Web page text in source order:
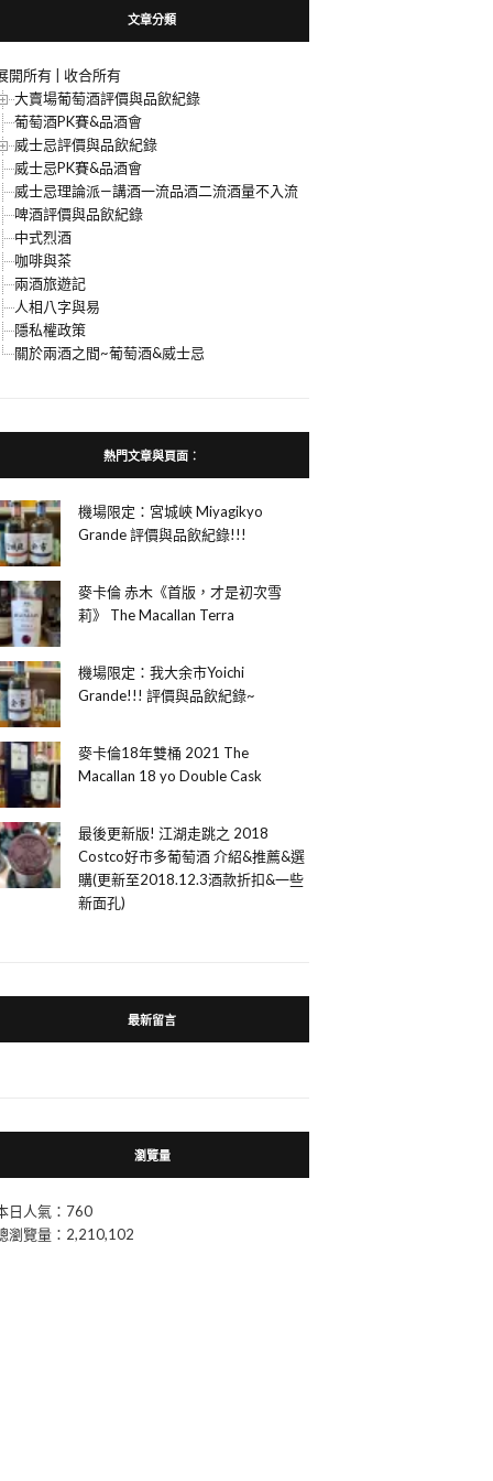
文章分類
開所有
收合所有
大賣場葡萄酒評價與品飲紀錄
葡萄酒PK賽&品酒會
威士忌評價與品飲紀錄
威士忌PK賽&品酒會
威士忌理論派—講酒一流品酒二流酒量不入流
啤酒評價與品飲紀錄
中式烈酒
咖啡與茶
兩酒旅遊記
人相八字與易
隱私權政策
關於兩酒之間~葡萄酒&威士忌
熱門文章與頁面︰
機場限定：宮城峽 Miyagikyo
Grande 評價與品飲紀錄!!!
麥卡倫 赤木《首版，才是初次雪
莉》 The Macallan Terra
機場限定：我大余市Yoichi
Grande!!! 評價與品飲紀錄~
麥卡倫18年雙桶 2021 The
Macallan 18 yo Double Cask
最後更新版! 江湖走跳之 2018
Costco好市多葡萄酒 介紹&推薦&選
購(更新至2018.12.3酒款折扣&一些
新面孔)
最新留言
瀏覽量
日人氣：760
瀏覽量：2,210,102